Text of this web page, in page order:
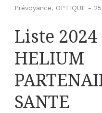
Prévoyance, OPTIQUE -
Liste 2024
HELIUM
SANTE